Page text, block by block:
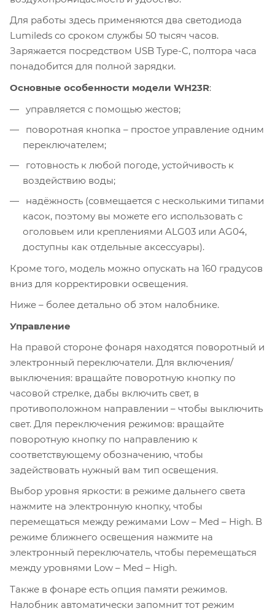
Для работы здесь применяются два светодиода
Lumileds со сроком службы 50 тысяч часов.
Заряжается посредством USB Type-C, полтора часа
понадобится для полной зарядки.
Основные особенности модели WH23R:
управляется с помощью жестов;
поворотная кнопка – простое управление одним
переключателем;
готовность к любой погоде, устойчивость к
воздействию воды;
надёжность (совмещается с несколькими типами
касок, поэтому вы можете его использовать с
оголовьем или креплениями ALG03 или AG04,
доступны как отдельные аксессуары).
Кроме того, модель можно опускать на 160 градусов
вниз для корректировки освещения.
Ниже – более детально об этом налобнике.
Управление
На правой стороне фонаря находятся поворотный и
электронный переключатели. Для включения/
выключения: вращайте поворотную кнопку по
часовой стрелке, дабы включить свет, в
противоположном направлении – чтобы выключить
свет. Для переключения режимов: вращайте
поворотную кнопку по направлению к
соответствующему обозначению, чтобы
задействовать нужный вам тип освещения.
Выбор уровня яркости: в режиме дальнего света
нажмите на электронную кнопку, чтобы
перемещаться между режимами Low – Med – High. В
режиме ближнего освещения нажмите на
электронный переключатель, чтобы перемещаться
между уровнями Low – Med – High.
Также в фонаре есть опция памяти режимов.
Налобник автоматически запомнит тот режим